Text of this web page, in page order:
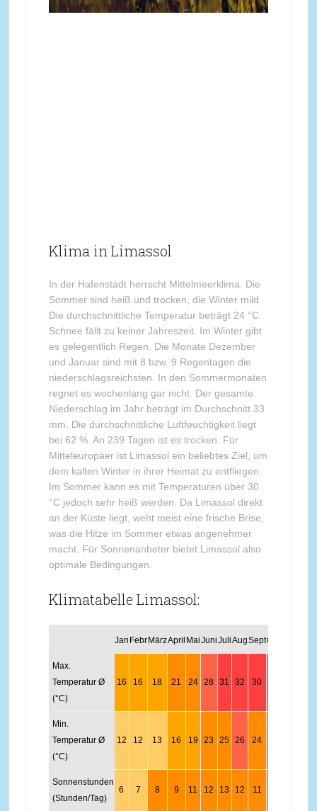
Klima in Limassol
In der Hafenstadt herrscht Mittelmeerklima. Die
Sommer sind heiß und trocken, die Winter mild.
Die durchschnittliche Temperatur beträgt 24 °C.
Schnee fällt zu keiner Jahreszeit. Im Winter gibt
es gelegentlich Regen. Die Monate Dezember
und Januar sind mit 8 bzw. 9 Regentagen die
niederschlagsreichsten. In den Sommermonaten
regnet es wochenlang gar nicht. Der gesamte
Niederschlag im Jahr beträgt im Durchschnitt 33
mm. Die durchschnittliche Luftfeuchtigkeit liegt
bei 62 %. An 239 Tagen ist es trocken. Für
Mitteleuropäer ist Limassol ein beliebtes Ziel, um
dem kalten Winter in ihrer Heimat zu entfliegen.
Im Sommer kann es mit Temperaturen über 30
°C jedoch sehr heiß werden. Da Limassol direkt
an der Küste liegt, weht meist eine frische Brise,
was die Hitze im Sommer etwas angenehmer
macht. Für Sonnenanbeter bietet Limassol also
optimale Bedingungen.
Klimatabelle Limassol:
Jan Febr MärzApril MaiJuniJuliAugSeptOkt
Max.
Temperatur Ø
(°C)
16 16 18 21 24 28 31 32 30
Min.
Temperatur Ø
(°C)
12 12 13 16 19 23 25 26 24
Sonnenstunden
(Stunden/Tag)
6 7 8 9 11 12 13 12 11